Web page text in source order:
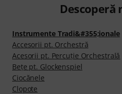
Instrumente Tradi&#355;ionale
Accesorii pt. Orchestră
Acesorii pt. Percuţie Orchestrală
Beţe pt. Glockenspiel
Ciocănele
Clopote